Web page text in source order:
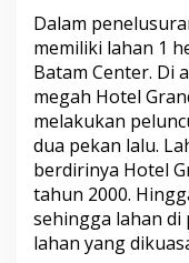
o
e
h
K
e
p
a
l
a
B
P
Dalam
memiliki lahan 1
Batam Center. Di
megah Hotel
melakukan
dua pekan lalu.
berdirinya Hotel
tahun 2000.
sehingga lahan
lahan yang